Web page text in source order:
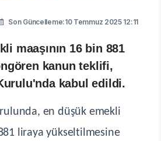
Son Güncelleme:10 Temmuz 2025 12:11
maaşının 16 bin 881
kanun teklifi,
kabul edildi.
en düşük emekli
liraya yükseltilmesine